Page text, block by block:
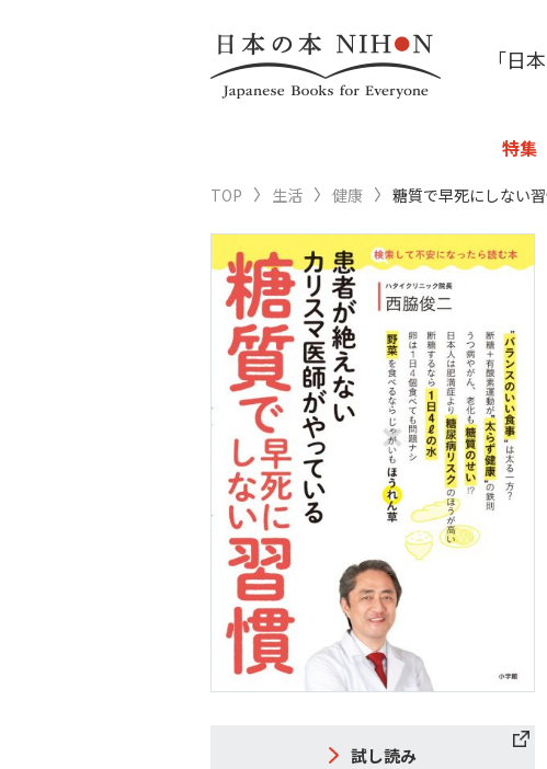
「日
特集
TOP 生活 健康 糖質で早死にしない
試し読み